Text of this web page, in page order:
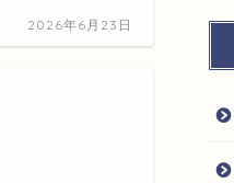
2026年6月23日